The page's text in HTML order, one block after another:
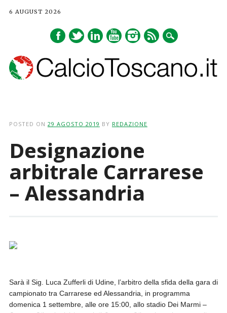
6 AUGUST 2026
POSTED ON 29 AGOSTO 2019 BY REDAZIONE
Designazione
arbitrale Carrarese
– Alessandria
Sarà il Sig. Luca Zufferli di Udine, l’arbitro della sfida della gara di
campionato tra Carrarese ed Alessandria, in programma
domenica 1 settembre, alle ore 15:00, allo stadio Dei Marmi –